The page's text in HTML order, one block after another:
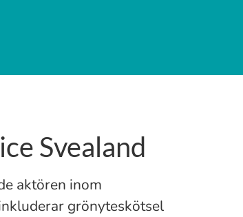
Svealand
aktören inom
grönyteskötsel